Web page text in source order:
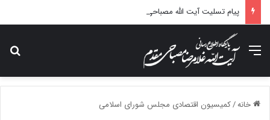
منو
خانه/کمیسیون اقتصادی مجلس شورای اسلامی